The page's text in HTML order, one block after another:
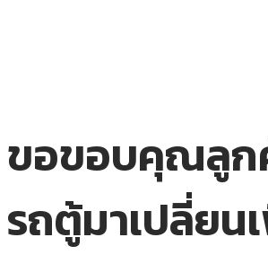
ขอขอบคุณลูก
รถตู้มาเปลี่ยน